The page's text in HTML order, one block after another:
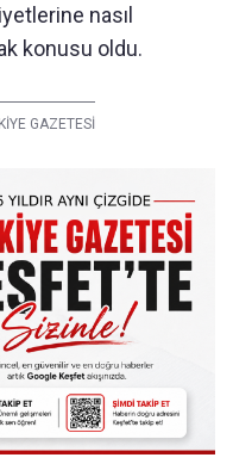
nasıl
konusu oldu.
GAZETESİ